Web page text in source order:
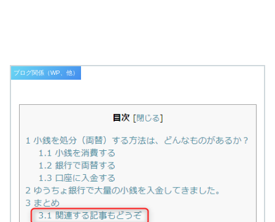
ブログ関係（WP、他）